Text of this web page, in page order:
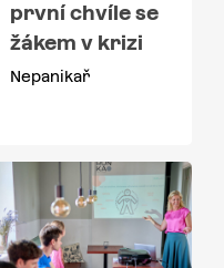
první chvíle se
žákem v krizi
Nepanikař